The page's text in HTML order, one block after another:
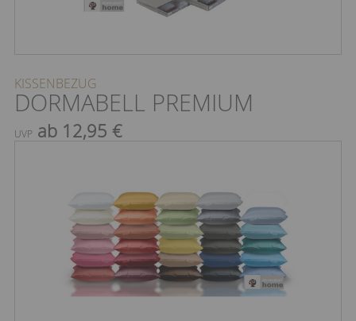
KISSENBEZUG
DORMABELL PREMIUM
UVP ab 12,95 €